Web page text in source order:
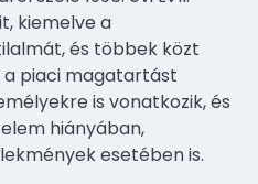
kiemelve a
és többek közt
piaci magatartást
is vonatkozik, és
hiányában,
esetében is.